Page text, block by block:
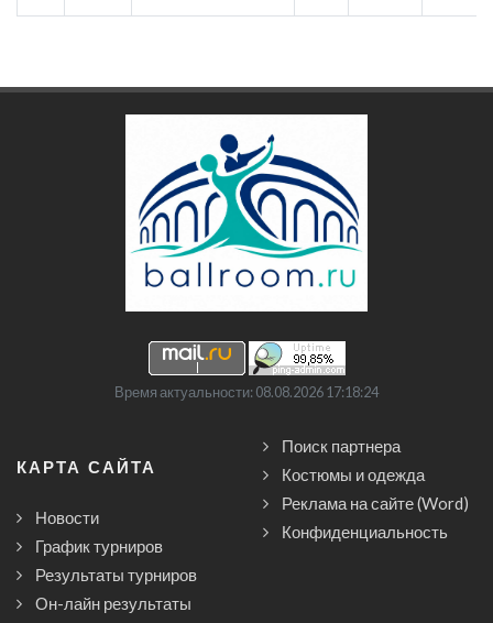
Время актуальности: 08.08.2026 17:18:24
КАРТА САЙТА
Новости
График турниров
Результаты турниров
Он-лайн результаты
Поиск партнера
Костюмы и одежда
Реклама на сайте (Word)
Конфиденциальность